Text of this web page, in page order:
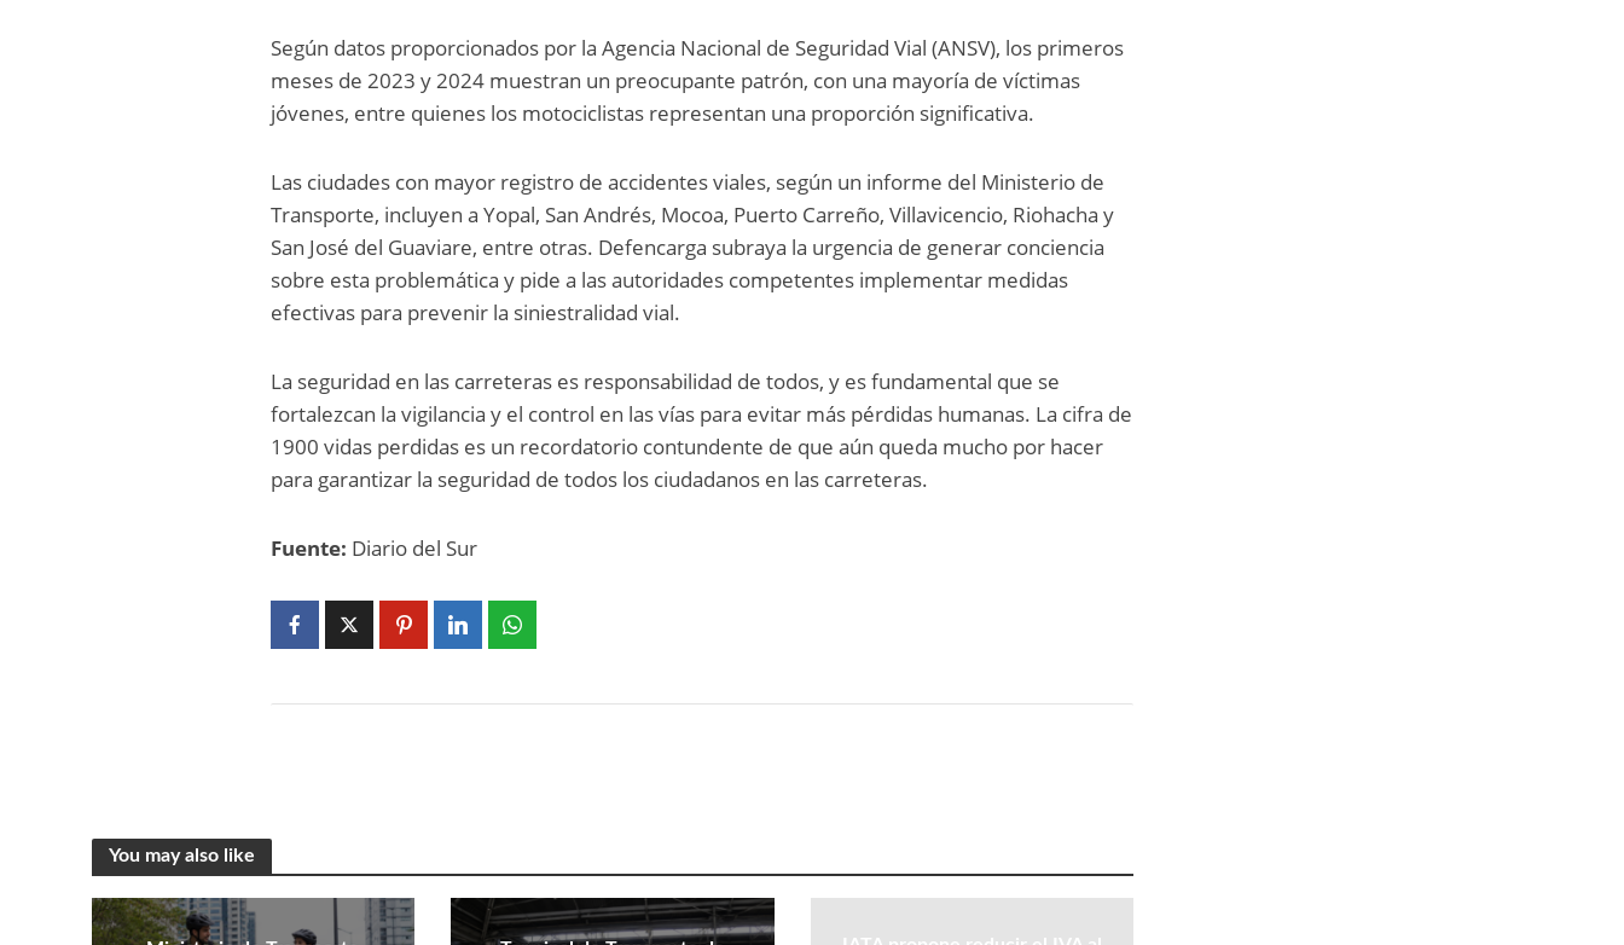
Según datos proporcionados por la Agencia Nacional de Seguridad Vial (ANSV), los primeros
meses de 2023 y 2024 muestran un preocupante patrón, con una mayoría de víctimas
jóvenes, entre quienes los motociclistas representan una proporción significativa.
Las ciudades con mayor registro de accidentes viales, según un informe del Ministerio de
Transporte, incluyen a Yopal, San Andrés, Mocoa, Puerto Carreño, Villavicencio, Riohacha y
San José del Guaviare, entre otras. Defencarga subraya la urgencia de generar conciencia
sobre esta problemática y pide a las autoridades competentes implementar medidas
efectivas para prevenir la siniestralidad vial.
La seguridad en las carreteras es responsabilidad de todos, y es fundamental que se
fortalezcan la vigilancia y el control en las vías para evitar más pérdidas humanas. La cifra de
1900 vidas perdidas es un recordatorio contundente de que aún queda mucho por hacer
para garantizar la seguridad de todos los ciudadanos en las carreteras.
Fuente: Diario del Sur
You may also like